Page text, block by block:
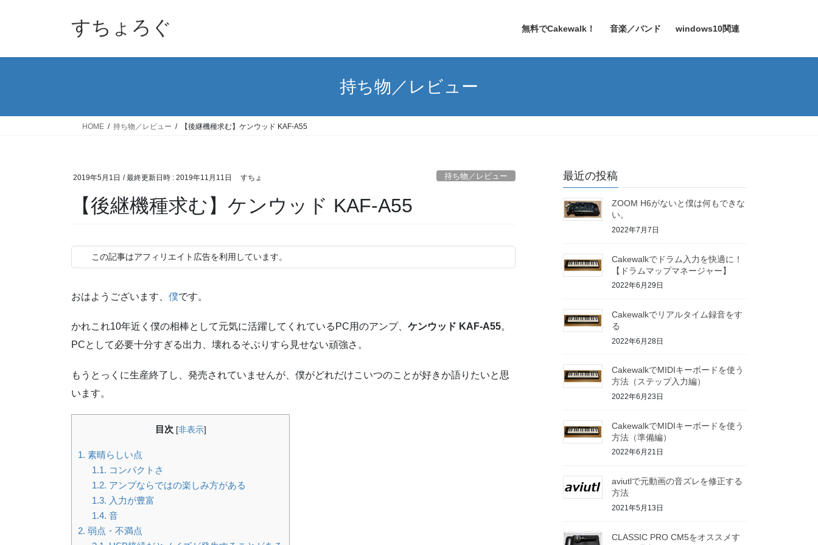
すちょろぐ 無料でCakewalk！ 音楽／バンド windows10関連
持ち物／レビュー
HOME 持ち物／レビュー 【後継機種求む】ケンウッド KAF-A55
2019年5月1日 / 最終更新日時 : 2019年11月11日 すちょ 持ち物／レビュー
【後継機種求む】ケンウッド KAF-A55
この記事はアフィリエイト広告を利用しています。
おはようございます、 僕です。
かれこれ10年近く僕の相棒として元気に活躍してくれているPC用のアンプ、 ケンウッド KAF-A55。
PCとして必要十分すぎる出力、壊れるそぶりすら見せない頑強さ。
もうとっくに生産終了し、発売されていませんが、僕がどれだけこいつのことが好きか語りたいと思
います。
目次 [非表示]
1. 素晴らしい点
1.1. コンパクトさ
1.2. アンプならではの楽しみ方がある
1.3. 入力が豊富
1.4. 音
2. 弱点・不満点
最近の投稿
ZOOM H6がないと僕は何もできな
い。
2022年7月7日
Cakewalkでドラム入力を快適に！
【ドラムマップマネージャー】
2022年6月29日
Cakewalkでリアルタイム録音をす
る
2022年6月28日
CakewalkでMIDIキーボードを使う
方法（ステップ入力編）
2022年6月23日
CakewalkでMIDIキーボードを使う
方法（準備編）
2022年6月21日
aviutlで元動画の音ズレを修正する
方法
2021年5月13日
CLASSIC PRO CM5をオススメす